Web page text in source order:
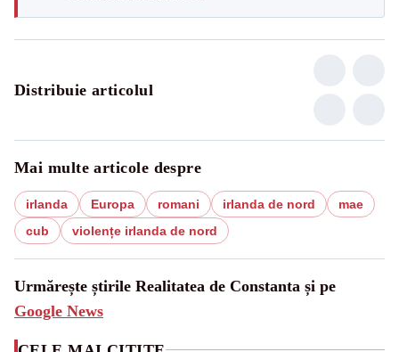
Distribuie articolul
Mai multe articole despre
irlanda Europa romani irlanda de nord
mae
cub
violențe irlanda de nord
Urmărește știrile Realitatea de Constanta și pe
Google News